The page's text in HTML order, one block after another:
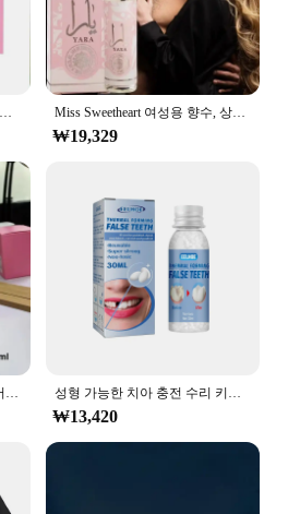
Suppliers**
are not just for
a fantastic option for
looking to expand their
wholesale option available,
excellent addition to any retail
to tattoo shops. The sets are
wide audience, making them
looking to cater to
Whether you're
your own business or
your customers, these Miss
sure to be a hit.
메이크업 리퀴드 립 스틱 립 글로스, 방수 오래 지속되는 티어 립스틱, 립글로스 미스 여성 섹시 레드 메이크업, 티어 풀 립 마스크 Miss Sweetheart 여성용 향수, 상큼하고 우아한 향수, 가벼운 꽃 노트, 오리지널 데일리 데이트, 50ml
₩19,329
디자이너 유리병 로마에서 태어난 강렬한 도나 코랄 판타지 A 클래식 옐로우 드림 맨 미스 도나 데이 로즈, 100ml 성형 가능한 치아 충전 수리 키트, 누락 및 파손 교체, 가짜 치아 수리 키트, DIY 의치 수리 구슬
₩13,420